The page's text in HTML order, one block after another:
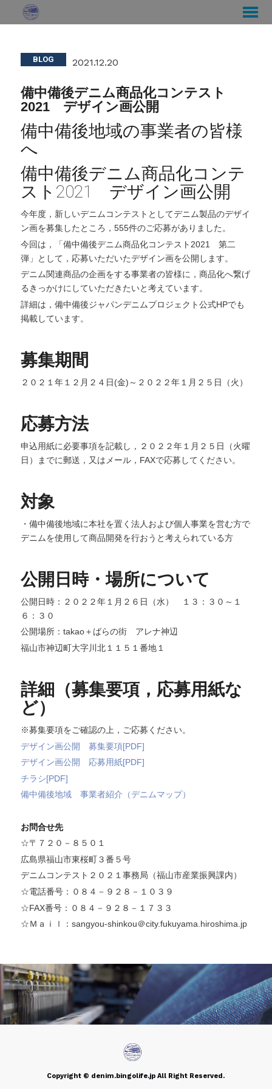
BLOG 2021.12.20
備中備後デニム商品化コンテスト
2021 デザイン画公開
備中備後地域の事業者の皆様
へ
備中備後デニム商品化コンテ
スト2021 デザイン画公開
今年度，新しいデニムコンテストとしてデニム製品のデザイ
ン画を募集したところ，555件のご応募がありました。
今回は，「備中備後デニム商品化コンテスト2021 第二
弾」として，応募いただいたデザイン画を公開します。
デニム関連商品の企画をする事業者の皆様に，商品化へ繋げ
るきっかけにしていただきたいと考えています。
詳細は，備中備後ジャパンデニムプロジェクト公式HPでも
掲載しています。
募集期間
２０２１年１２月２４日(金)～２０２２年１月２５日（火）
応募方法
申込用紙に必要事項を記載し，２０２２年１月２５日（火曜
日）までに郵送，又はメール，FAXで応募してください。
対象
・備中備後地域に本社を置く法人および個人事業を営む方で
デニムを使用して商品開発を行おうと考えられている方
公開日時・場所について
公開日時：２０２２年１月２６日（水） １３：３０～１
６：３０
公開場所：takao＋ばらの街 アレナ神辺
福山市神辺町大字川北１１５１番地１
詳細（募集要項，応募用紙な
ど）
※募集要項をご確認の上，ご応募ください。
デザイン画公開 募集要項[PDF]
デザイン画公開 応募用紙[PDF]
チラシ[PDF]
備中備後地域 事業者紹介（デニムマップ）
お問合せ先
☆〒７２０－８５０１
広島県福山市東桜町３番５号
デニムコンテスト２０２１事務局（福山市産業振興課内）
☆電話番号：０８４－９２８－１０３９
☆FAX番号：０８４－９２８－１７３３
☆Ｍａｉｌ：sangyou-shinkou＠city.fukuyama.hiroshima.jp
Copyright © denim.bingolife.jp All Right Reserved.